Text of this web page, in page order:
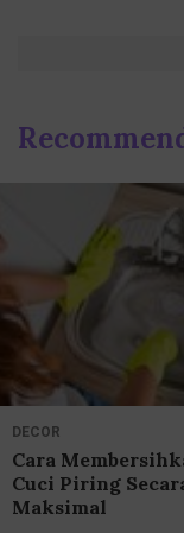
DECOR
Cara
Cuci Piring
Maksimal